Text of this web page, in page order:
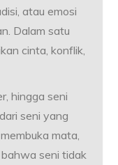
atau emosi
Dalam satu
cinta, konflik,
hingga seni
seni yang
mata,
seni tidak